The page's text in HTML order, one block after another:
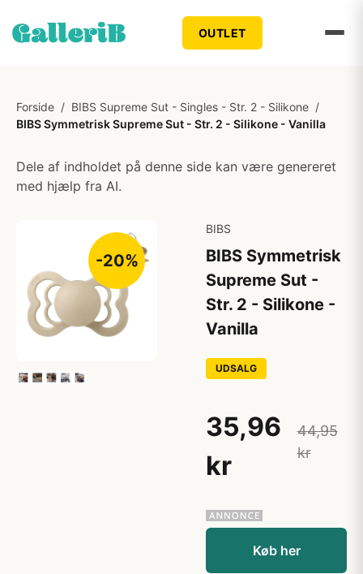
OUTLET
Forside / BIBS Supreme Sut - Singles - Str. 2 - Silikone /
BIBS Symmetrisk Supreme Sut - Str. 2 - Silikone - Vanilla
Dele af indholdet på denne side kan være genereret
med hjælp fra AI.
-20%
BIBS
BIBS Symmetrisk
Supreme Sut -
Str. 2 - Silikone -
Vanilla
UDSALG
35,96
kr
44,95
kr
Køb her